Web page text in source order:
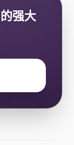
强大